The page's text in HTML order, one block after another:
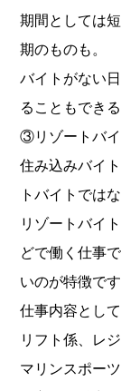
期間としては
期のものも。
バイトがない
ることもでき
③リゾートバイ
住み込みバイ
トバイトでは
リゾートバイ
どで働く仕事
いのが特徴です
仕事内容とし
リフト係、レ
マリンスポー